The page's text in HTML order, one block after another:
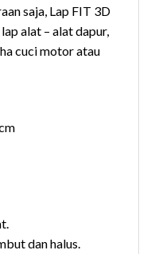
saja, Lap FIT 3D
alat – alat dapur,
cuci motor atau
dan halus.